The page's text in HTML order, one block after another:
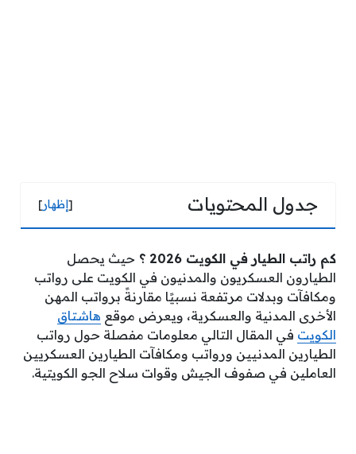
جدول المحتويات [إظهار]
كم راتب الطيار في الكويت 2026 ؟
حيث يحصل
الطيارون العسكريون والمدنيون في الكويت على رواتب
ومكافآت وبدلات مرتفعة نسبيًا مقارنةً برواتب المهن
الأخرى المدنية والعسكرية، ويعرض موقع هاشتاق
الكويت في المقال التالي معلومات مفصلة حول رواتب
الطيارين المدنيين ورواتب ومكافآت الطيارين العسكريين
العاملين في صفوف الجيش وقوات سلاح الجو الكويتية.